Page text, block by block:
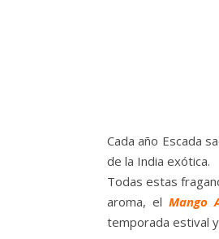
Cada año Escada
de la India exótica.
Todas estas
aroma, el Mango
temporada estival